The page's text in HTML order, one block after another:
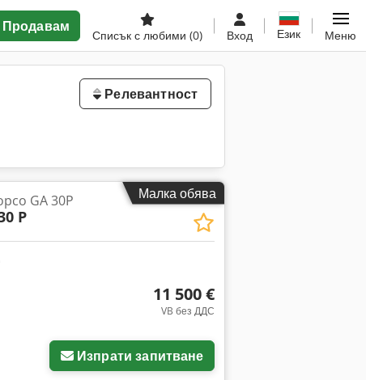
Продавам
Списък с любими (0) Вход Език Меню
Релевантност
Малка обява
GA 30P
P
11 500 €
VB без ДДС
Изпрати запитване